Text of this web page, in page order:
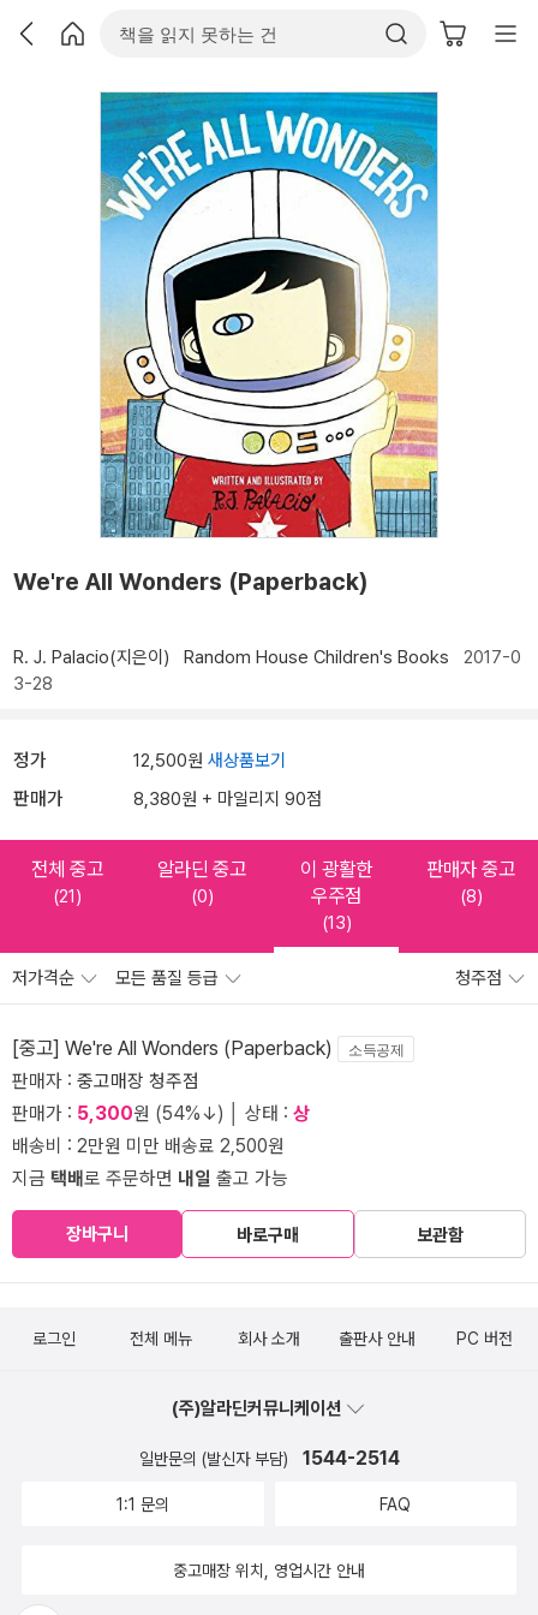
We're All Wonders (Paperback)
R. J. Palacio(지은이) Random House Children's Books 2017-0
3-28
정가 12,500원 새상품보기
판매가 8,380원 + 마일리지 90점
전체 중고
(21)
알라딘 중고
(0)
이 광활한
우주점
(13)
판매자 중고
(8)
저가격순 모든 품질 등급 청주점
[중고] We're All Wonders (Paperback) 소득공제
판매자 : 중고매장 청주점
판매가 : 5,300원 (54%↓) │ 상태 : 상
배송비 : 2만원 미만 배송료 2,500원
지금 택배로 주문하면 내일 출고 가능
장바구니 바로구매 보관함
로그인 전체 메뉴 회사 소개 출판사 안내 PC 버전
(주)알라딘커뮤니케이션
일반문의 (발신자 부담) 1544-2514
1:1 문의 FAQ
중고매장 위치, 영업시간 안내